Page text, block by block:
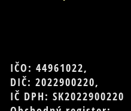
IČO: 44961022,
DIČ: 2022900220,
IČ DPH: SK2022900220